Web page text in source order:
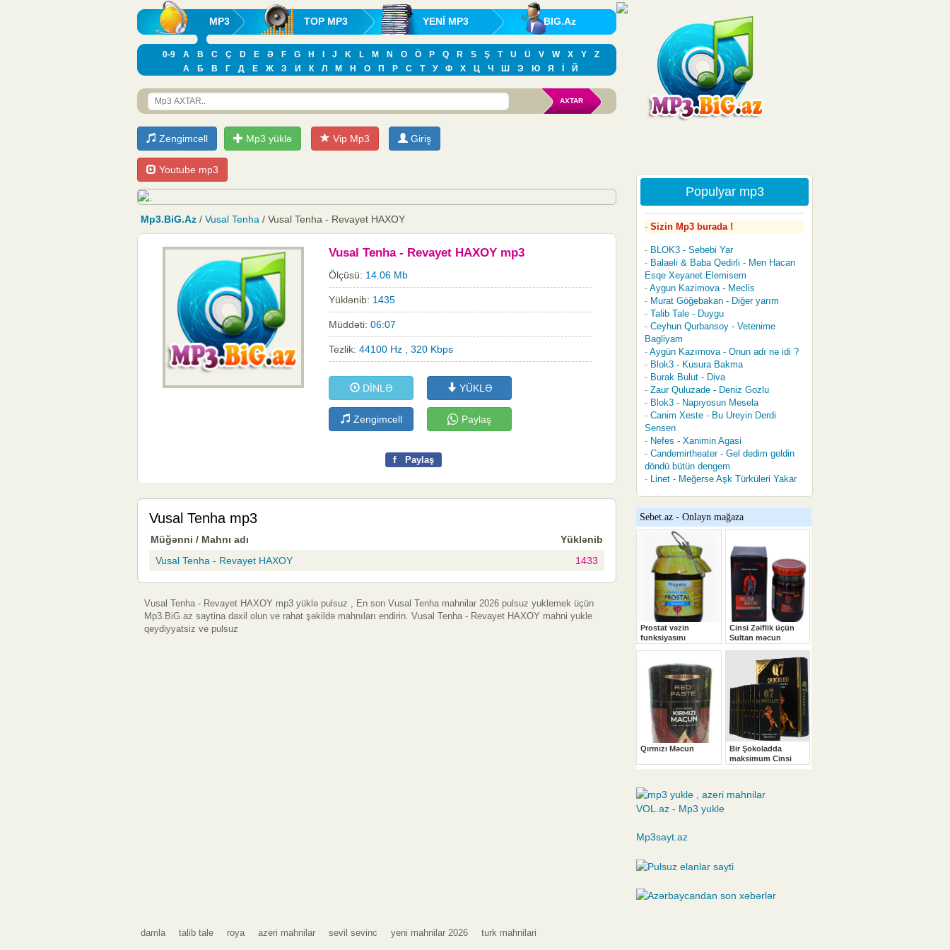
MP3 TOP MP3 YENİ MP3 BIG.Az
0-9 A B C Ç D E Ə F G H J K L M N O Ö P Q R S Ş T U Ü V W X Y
Z
А
Б В Г Д Е Ж З И К Л М Н О П Р С Т У Ф Х Ц Ч Ш Э Ю Я Й
Zengimcell Mp3 yüklə Vip Mp3 Giriş
Youtube mp3
Mp3.BiG.Az / Vusal Tenha / Vusal Tenha - Revayet HAXOY
Vusal Tenha - Revayet HAXOY mp3
Ölçüsü: 14.06 Mb
Yüklənib: 1435
Müddəti:06:07
Tezlik:44100 Hz , 320 Kbps
DİNLƏ YÜKLƏ
Zengimcell Paylaş
f Paylaş
Vusal Tenha mp3
Müğənni / Mahnı adı
Yüklənib
Vusal Tenha - Revayet HAXOY
1433
Vusal Tenha - Revayet HAXOY mp3 yüklə pulsuz , En son Vusal Tenha mahnilar 2026 pulsuz yuklemek üçün
Mp3.BiG.az saytina daxil olun ve rahat şəkildə mahnıları endirin. Vusal Tenha - Revayet HAXOY mahni yukle
qeydiyyatsiz ve pulsuz
Populyar mp3
Sizin Mp3 burada !
BLOK3 - Sebebi Yar
Balaeli & Baba Qedirli - Men Hacan
Esqe Xeyanet Elemisem
Aygun Kazimova - Meclis
Murat Göğebakan - Diğer yarım
Talib Tale - Duygu
Ceyhun Qurbansoy - Vetenime
Bagliyam
Aygün Kazımova - Onun adı nə idi ?
Blok3 - Kusura Bakma
Burak Bulut - Diva
Zaur Quluzade - Deniz Gozlu
Blok3 - Napıyosun Mesela
Canim Xeste - Bu Ureyin Derdi
Sensen
Nefes - Xanimin Agasi
Candemirtheater - Gel dedim geldin
döndü bütün dengem
Linet - Meğerse Aşk Türküleri Yakar
VOL.az - Mp3 yukle
Mp3sayt.az
damla talib tale roya azeri mahnilar sevil sevinc yeni mahnilar 2026 turk mahnilari